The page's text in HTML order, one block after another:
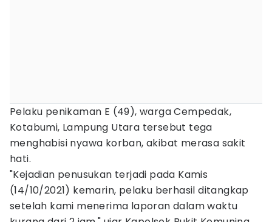
Pelaku penikaman E (49), warga Cempedak,
Kotabumi, Lampung Utara tersebut tega
menghabisi nyawa korban, akibat merasa sakit
hati.
"Kejadian penusukan terjadi pada Kamis
(14/10/2021) kemarin, pelaku berhasil ditangkap
setelah kami menerima laporan dalam waktu